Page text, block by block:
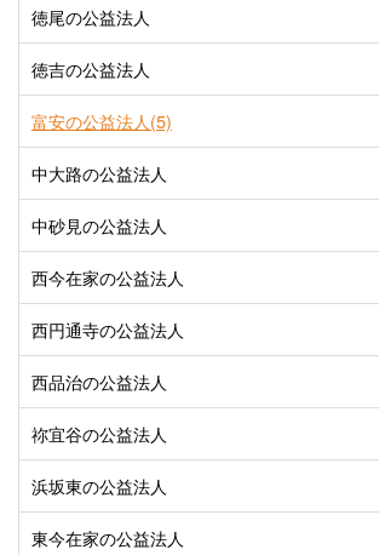
徳尾の公益法人
徳吉の公益法人
富安の公益法人(5)
中大路の公益法人
中砂見の公益法人
西今在家の公益法人
西円通寺の公益法人
西品治の公益法人
祢宜谷の公益法人
浜坂東の公益法人
東今在家の公益法人